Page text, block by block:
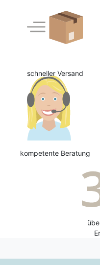
schneller Versand
kompetente Beratung